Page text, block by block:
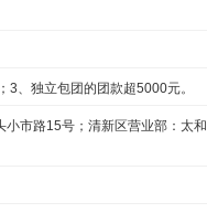
、独立包团的团款超5000元。
市路15号；清新区营业部：太和